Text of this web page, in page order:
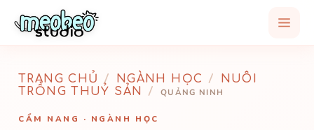
TRANG CHỦ / NGÀNH HỌC /
NUÔI
TRỒNG THUỶ SẢN
/ QUẢNG NINH
CẨM NANG · NGÀNH HỌC